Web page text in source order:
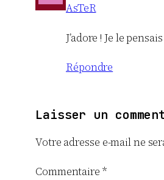
AsTeR
J’adore ! Je le
Répondre
Laisser un
Votre adresse e-mail ne
Commentaire *